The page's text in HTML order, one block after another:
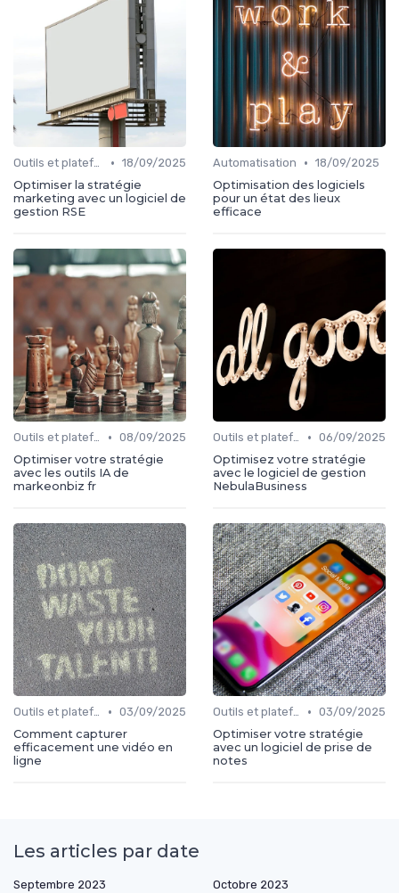
Outils et plateformes • 18/09/2025
Optimiser la stratégie
marketing avec un logiciel de
gestion RSE
Automatisation • 18/09/2025
Optimisation des logiciels
pour un état des lieux
efficace
Outils et plateformes • 08/09/2025
Optimiser votre stratégie
avec les outils IA de
markeonbiz fr
Outils et plateformes • 06/09/2025
Optimisez votre stratégie
avec le logiciel de gestion
NebulaBusiness
Outils et plateformes • 03/09/2025
Comment capturer
efficacement une vidéo en
ligne
Outils et plateformes • 03/09/2025
Optimiser votre stratégie
avec un logiciel de prise de
notes
Les articles par date
Septembre 2023
Octobre 2023